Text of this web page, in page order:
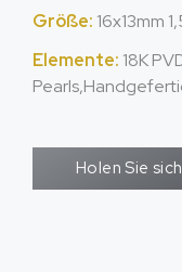
Größe: 16x13mm
Elemente: 18K
Pearls
Holen Sie